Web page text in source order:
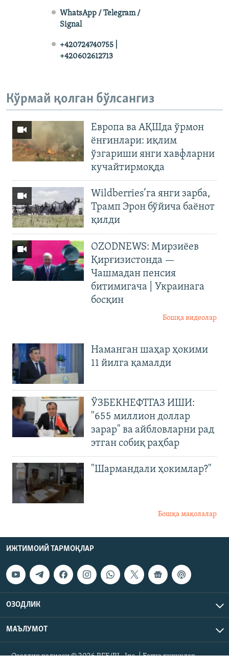
WhatsApp / Telegram /
Signal
+420724740755 |
+420602612713
Кўрмай қолган бўлсангиз
Европа ва АҚШда ўрмон
ёнғинлари: иқлим
ўзгариши янги хавфларни
кучайтирмоқда
Wildberries’га янги зарба,
Трамп Эрон бўйича баёнот
қилди
OZODNEWS: Мирзиёев
Қирғизистонда —
Чашмадан пенсия
битимигача | Украинага
босқин
Бошқа видеолар
Наманган шаҳар ҳокими
11 йилга қамалди
ЎЗБЕКНЕФТГАЗ ИШИ:
"655 миллион доллар
зарар" ва айбловларни рад
этган собиқ раҳбар
"Шармандали ҳокимлар?"
Бошқа мақолалар
ИЖТИМОИЙ ТАРМОҚЛАР
ОЗОДЛИК
МАЪЛУМОТ